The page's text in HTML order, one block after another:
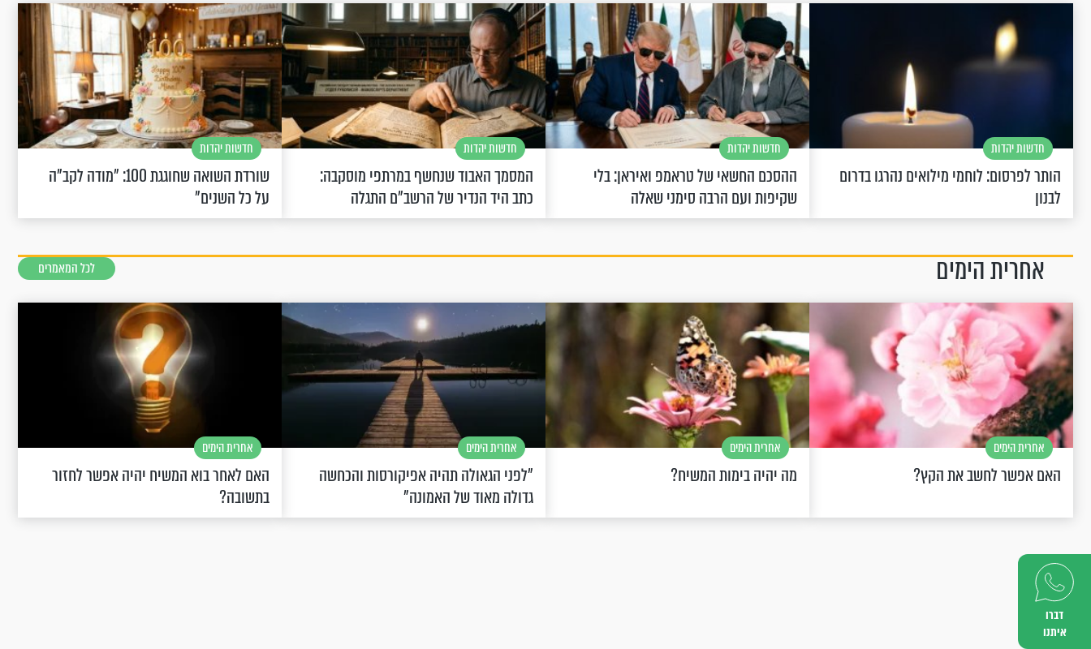
דברו
איתנו
חדשות יהדות
הותר לפרסום: לוחמי מילואים נהרגו בדרום
לבנון
חדשות יהדות
ההסכם החשאי של טראמפ ואיראן: בלי
שקיפות ועם הרבה סימני שאלה
חדשות יהדות
המסמך האבוד שנחשף במרתפי מוסקבה:
כתב היד הנדיר של הרשב"ם התגלה
חדשות יהדות
שורדת השואה שחוגגת 100: "מודה לקב"ה
על כל השנים"
אחרית הימים לכל המאמרים
אחרית הימים
האם אפשר לחשב את הקץ?
אחרית הימים
מה יהיה בימות המשיח?
אחרית הימים
"לפני הגאולה תהיה אפיקורסות והכחשה
גדולה מאוד של האמונה"
אחרית הימים
האם לאחר בוא המשיח יהיה אפשר לחזור
בתשובה?